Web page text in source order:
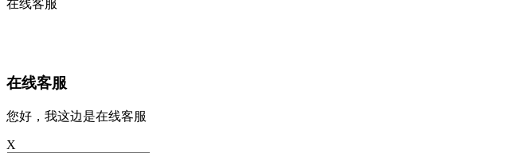
在线客服
在线客服
您好，我这边是在线客服
X